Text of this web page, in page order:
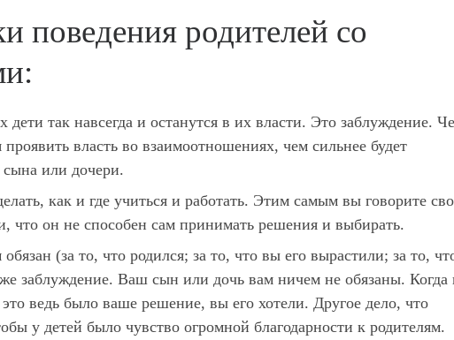
поведения родителей со
дети так навсегда и останутся в их власти. Это заблуждение.
власть во взаимоотношениях, чем сильнее будет
или дочери.
как и где учиться и работать. Этим самым вы говорите
что он не способен сам принимать решения и выбирать.
(за то, что родился; за то, что вы его вырастили; за то,
заблуждение. Ваш сын или дочь вам ничем не обязаны. Когда
ведь было ваше решение, вы его хотели. Другое дело, что
у детей было чувство огромной благодарности к родителям.